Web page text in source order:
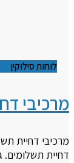
לוחות סילוקין
מרכיבי
מרכיבי דחיית
דחיית תשלומים.